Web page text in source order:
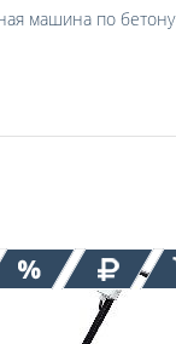
машина по бетону